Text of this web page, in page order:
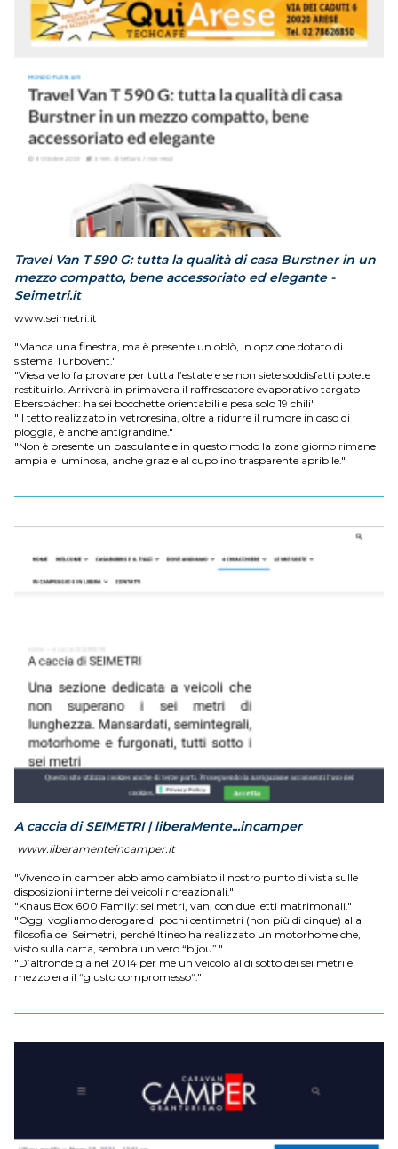
Travel Van T 590 G: tutta la qualità di casa Burstner in un
mezzo compatto, bene accessoriato ed elegante -
Seimetri.it
www.seimetri.it
"Manca una finestra, ma è presente un oblò, in opzione dotato di
sistema Turbovent."
"Viesa ve lo fa provare per tutta l’estate e se non siete soddisfatti potete
restituirlo. Arriverà in primavera il raffrescatore evaporativo targato
Eberspächer: ha sei bocchette orientabili e pesa solo 19 chili"
"Il tetto realizzato in vetroresina, oltre a ridurre il rumore in caso di
pioggia, è anche antigrandine."
"Non è presente un basculante e in questo modo la zona giorno rimane
ampia e luminosa, anche grazie al cupolino trasparente apribile."
A caccia di SEIMETRI | liberaMente...incamper
www.liberamenteincamper.it
"Vivendo in camper abbiamo cambiato il nostro punto di vista sulle
disposizioni interne dei veicoli ricreazionali."
"Knaus Box 600 Family: sei metri, van, con due letti matrimonali."
"Oggi vogliamo derogare di pochi centimetri (non più di cinque) alla
filosofia dei Seimetri, perché Itineo ha realizzato un motorhome che,
visto sulla carta, sembra un vero “bijou”."
"D’altronde già nel 2014 per me un veicolo al di sotto dei sei metri e
mezzo era il “giusto compromesso“."